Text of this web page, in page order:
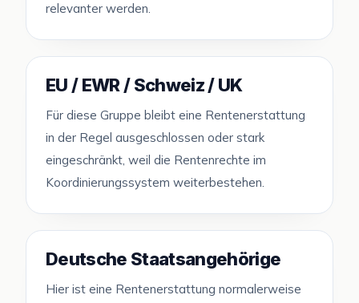
relevanter werden.
EU / EWR / Schweiz / UK
Für diese Gruppe bleibt eine Rentenerstattung
in der Regel ausgeschlossen oder stark
eingeschränkt, weil die Rentenrechte im
Koordinierungssystem weiterbestehen.
Deutsche Staatsangehörige
Hier ist eine Rentenerstattung normalerweise